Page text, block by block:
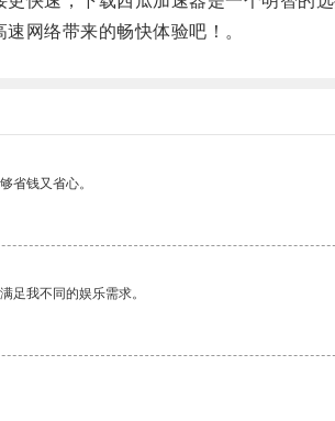
网络带来的畅快体验吧！。
省钱又省心。
足我不同的娱乐需求。